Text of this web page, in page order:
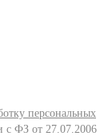
персональных
с ФЗ от 27.07.2006